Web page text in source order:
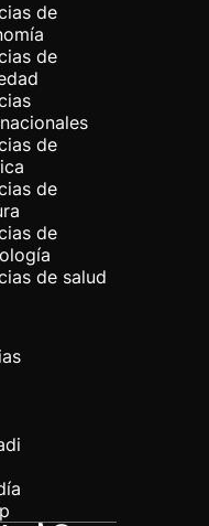
de
de
de
de
de
de salud